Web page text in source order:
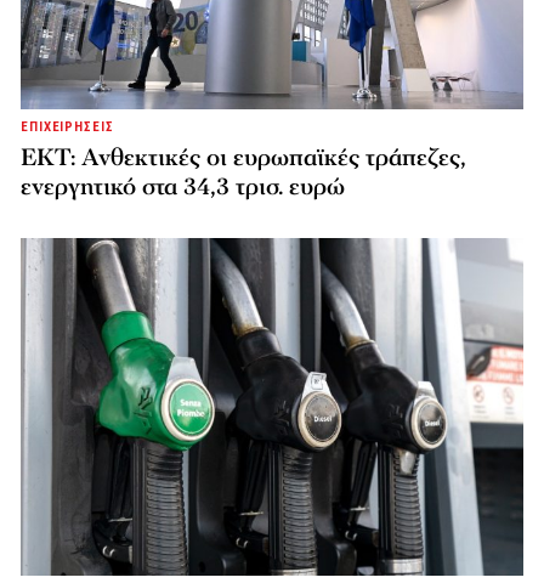
ΕΠΙΧΕΙΡΗΣΕΙΣ
ΕΚΤ: Ανθεκτικές οι ευρωπαϊκές τράπεζες,
ενεργητικό στα 34,3 τρισ. ευρώ